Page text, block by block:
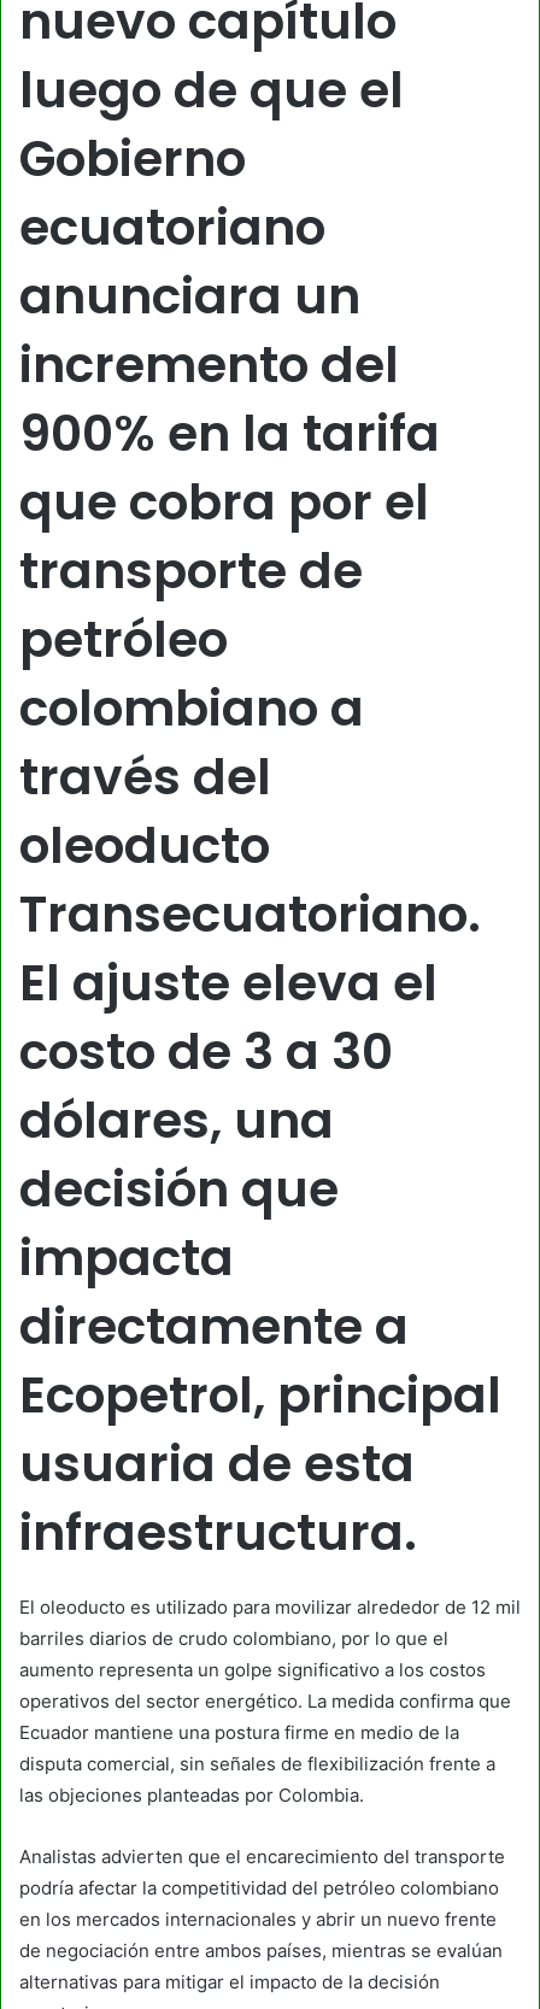
nuevo capítulo
luego de que el
Gobierno
ecuatoriano
anunciara un
incremento del
900% en la tarifa
que cobra por el
transporte de
petróleo
colombiano a
través del
oleoducto
Transecuatoriano.
El ajuste eleva el
costo de 3 a 30
dólares, una
decisión que
impacta
directamente a
Ecopetrol, principal
usuaria de esta
infraestructura.
El oleoducto es utilizado para movilizar alrededor de 12 mil
barriles diarios de crudo colombiano, por lo que el
aumento representa un golpe significativo a los costos
operativos del sector energético. La medida confirma que
Ecuador mantiene una postura firme en medio de la
disputa comercial, sin señales de flexibilización frente a
las objeciones planteadas por Colombia.
Analistas advierten que el encarecimiento del transporte
podría afectar la competitividad del petróleo colombiano
en los mercados internacionales y abrir un nuevo frente
de negociación entre ambos países, mientras se evalúan
alternativas para mitigar el impacto de la decisión